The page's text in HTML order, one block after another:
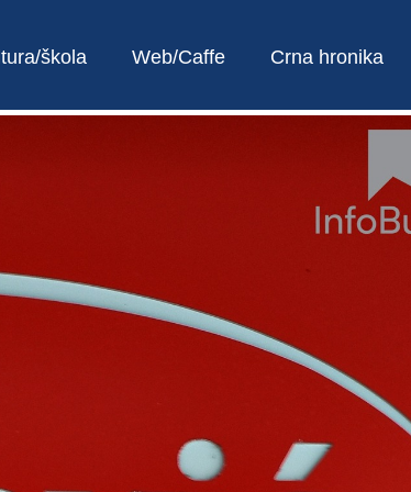
škola Web/Caffe Crna hronika